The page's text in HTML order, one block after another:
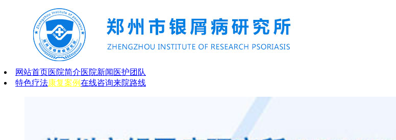
网站首页医院简介医院新闻 医护团队
特色疗法康复案例在线咨询来院路线